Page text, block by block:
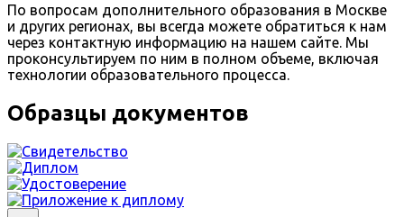
По вопросам дополнительного образования в Москве
и других регионах, вы всегда можете обратиться к нам
через контактную информацию на нашем сайте. Мы
проконсультируем по ним в полном объеме, включая
технологии образовательного процесса.
Образцы документов